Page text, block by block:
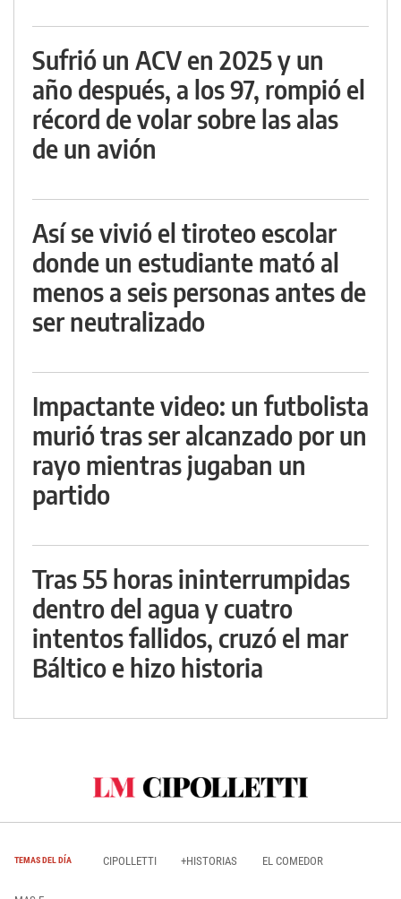
Sufrió un ACV en 2025 y un
año después, a los 97, rompió el
récord de volar sobre las alas
de un avión
Así se vivió el tiroteo escolar
donde un estudiante mató al
menos a seis personas antes de
ser neutralizado
Impactante video: un futbolista
murió tras ser alcanzado por un
rayo mientras jugaban un
partido
Tras 55 horas ininterrumpidas
dentro del agua y cuatro
intentos fallidos, cruzó el mar
Báltico e hizo historia
TEMAS DEL DÍA CIPOLLETTI +HISTORIAS EL COMEDOR